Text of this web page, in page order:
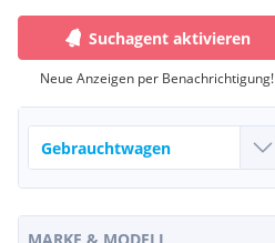
Suchagent aktivieren
Neue Anzeigen per Benachrichtigung!